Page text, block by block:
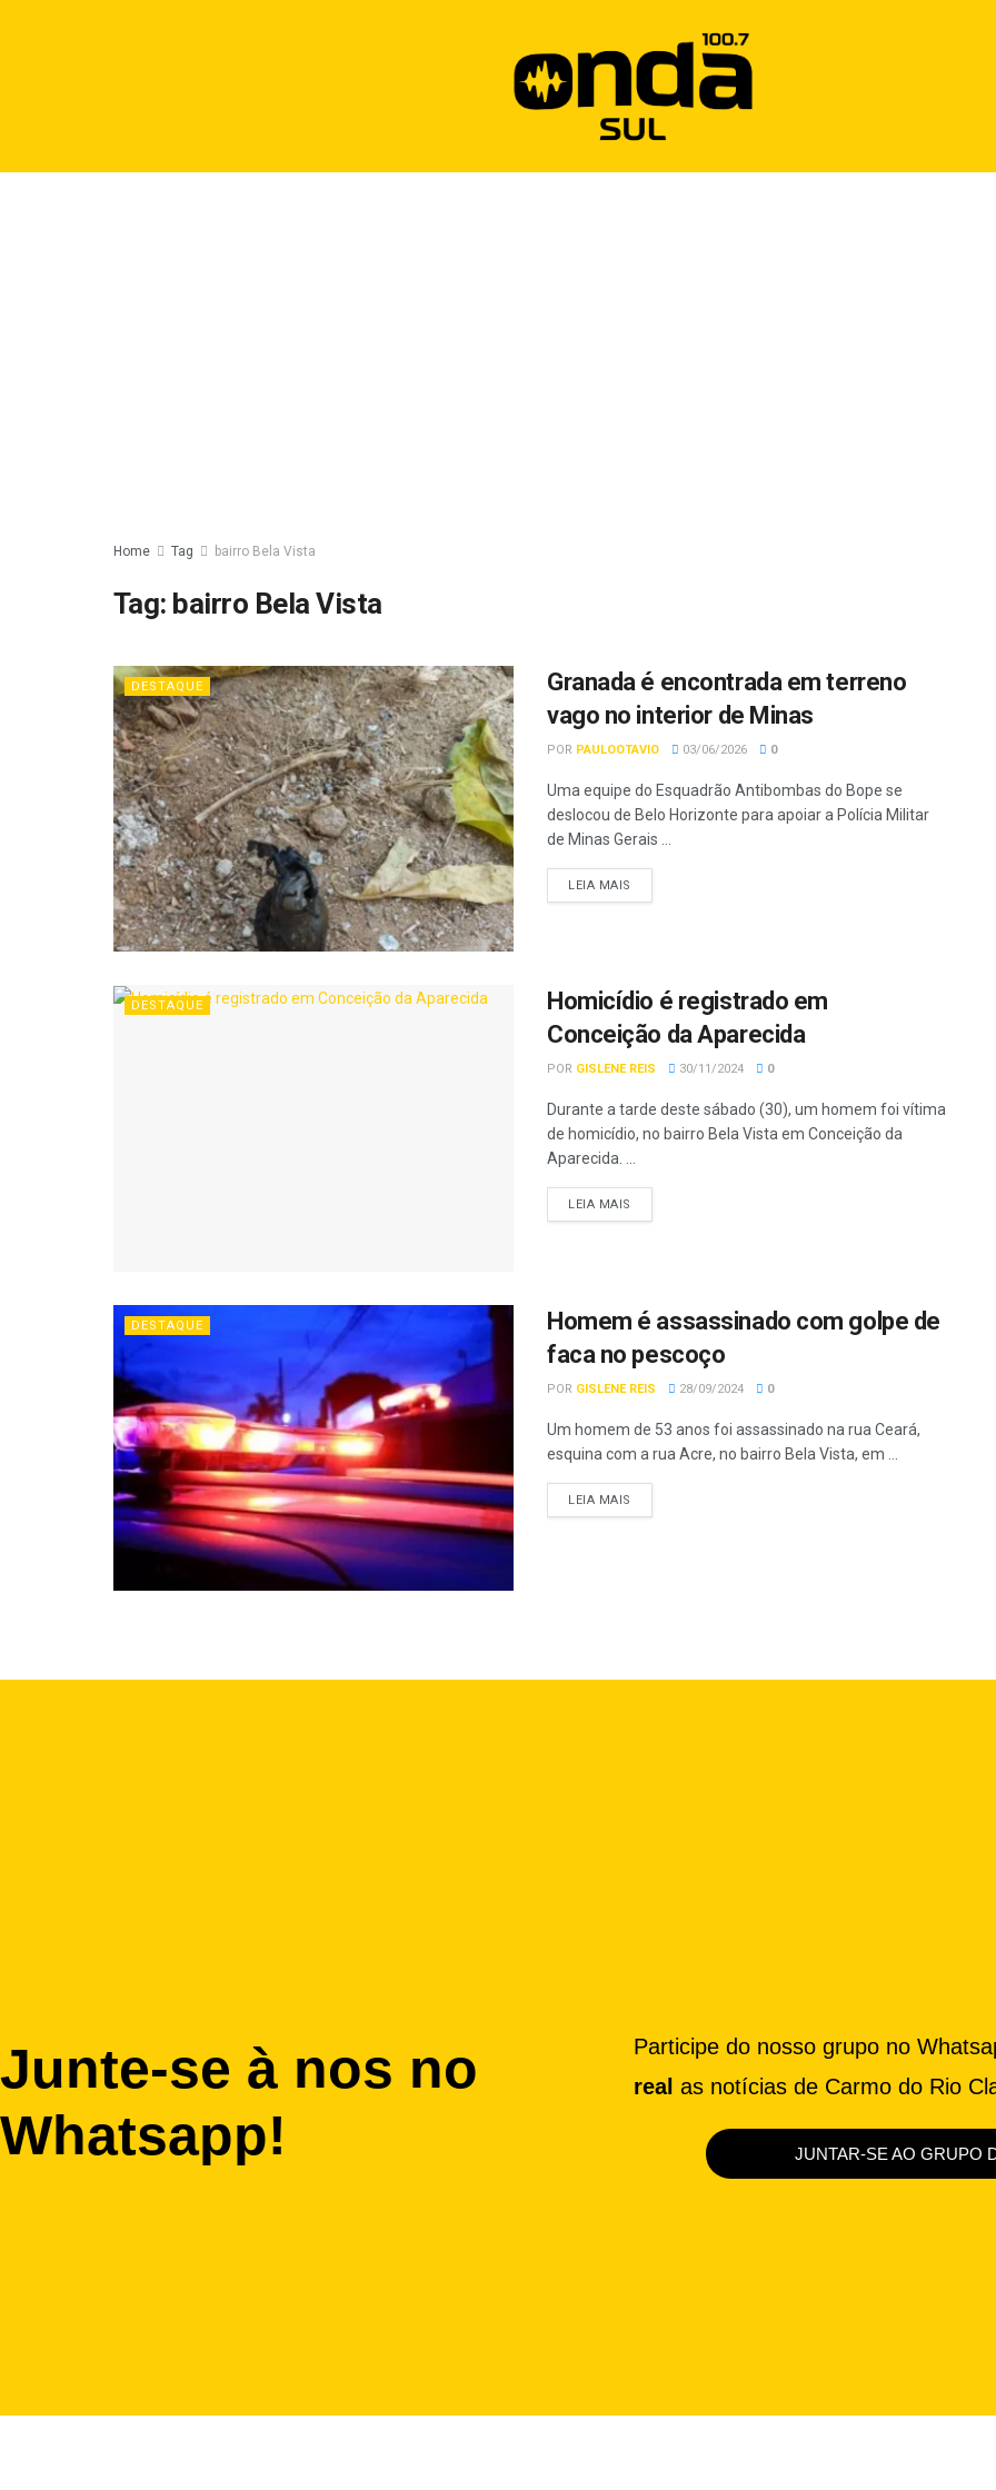
Home Tag bairro Bela Vista
Tag: bairro Bela Vista
DESTAQUE
Granada é encontrada em terreno
vago no interior de Minas
POR PAULOOTAVIO 03/06/2026 0
Uma equipe do Esquadrão Antibombas do Bope se
deslocou de Belo Horizonte para apoiar a Polícia Militar
de Minas Gerais ...
LEIA MAIS
DESTAQUE
Homicídio é registrado em
Conceição da Aparecida
POR GISLENE REIS 30/11/2024 0
Durante a tarde deste sábado (30), um homem foi vítima
de homicídio, no bairro Bela Vista em Conceição da
Aparecida. ...
LEIA MAIS
DESTAQUE
Homem é assassinado com golpe de
faca no pescoço
POR GISLENE REIS 28/09/2024 0
Um homem de 53 anos foi assassinado na rua Ceará,
esquina com a rua Acre, no bairro Bela Vista, em ...
LEIA MAIS
Junte-se à nos no
Whatsapp!
Participe do nosso grupo no
real as notícias de Carmo do Rio
JUNTAR-SE AO GRUPO